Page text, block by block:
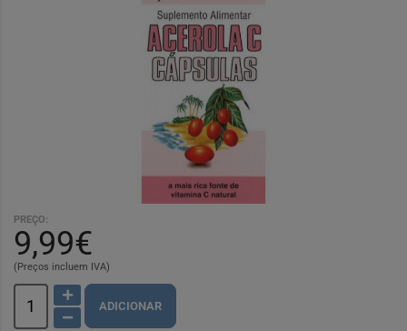
PREÇO:
9,99€
(Preços incluem IVA)
ADICIONAR